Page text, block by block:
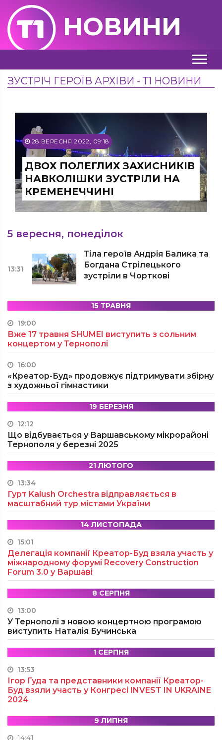
НОВИНИ
ЗУСТРІЧ ГЕРОЇВ АРХІВИ - Т1 НОВИНИ
28 ВЕРЕСНЯ 2022, 09:18
ДВОХ ПОЛЕГЛИХ ЗАХИСНИКІВ
НАВКОЛІШКИ ЗУСТРІЛИ НА
КРЕМЕНЕЧЧИНІ
5 вересня, понеділок
13:31
Тіла героїв Андрія Балика та
Богдана Стрілецького
зустріли в Чорткові
15 ТРАВНЯ
19:00
Вже 17 травня SHUMEI виступить з сольним
концертом у Тернополі
16:00
«Креатор-Буд» продовжує підтримувати збірну
з художньої гімнастики
19 БЕРЕЗНЯ
12:12
Що відбувається у Варшавському мікрорайоні
Тернополя у березні 2025
21 ЛЮТОГО
13:34
Гурт Kalush Orchestra відправляється в
масштабний тур містами України
14 ЛИСТОПАДА
15:01
Делегація компанії Креатор-Буд взяла участь у
міжнародному форумі Recovery Construction
Forum 3.0 у Варшаві
8 СЕРПНЯ
13:00
У Тернополі з новою концертною програмою
виступить Наталія Бучинська
1 СЕРПНЯ
13:53
Ігор Гуда та представники компанії Креатор-
Буд взяли участь у Конгресі INVEST IN UKRAINE
2024
9 ЛИПНЯ
14:41